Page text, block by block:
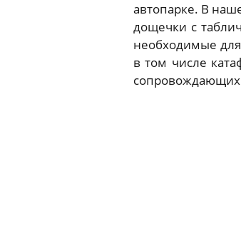
автопарке. В
дощечки с
необходимые для
в том числе